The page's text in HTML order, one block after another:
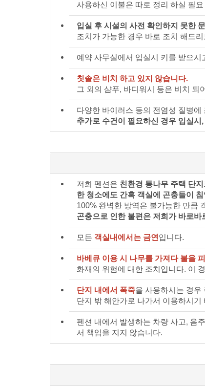
사용하신 이불은 따로 정리 하실 필
입실 후 시설의 사전 확인하지 못한
조치가 가능한 경우 바로 조치 해드
예약 사무실에서 입실시 키를 받으시
칫솔은 비치 하고 있지 않습니다.
그 외의 샴푸, 바디워시 등은 비치 되
다양한 바이러스 등의 전염성 질병에
추가로 수건이 필요하신 경우 입실
저희 펜션은 친환경 통나무 주택 단
한 청소에도 간혹 객실에 곤충들이 침
100% 완벽한 방역은 불가능한 만큼
곤충으로 인한 불편은 저희가 바로바
모든 객실내에서는 금연 입니다.
바베큐 이용 시 나무를 가져다 불을
화재의 위험에 대한 조치입니다. 이
단지 내에서 폭죽을 사용하시는 경우
단지 밖 해안가로 나가서 이용하시기
펜션 내에서 발생하는 차량 사고, 음
서 책임을 지지 않습니다.